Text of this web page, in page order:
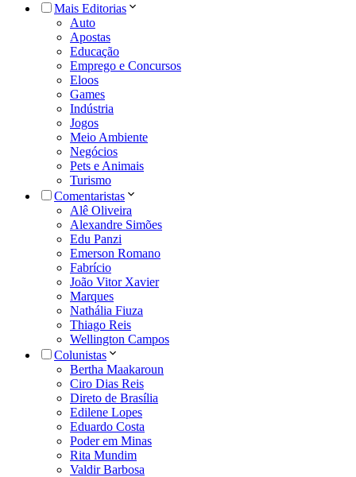
Mais Editorias
Auto
Apostas
Educação
Emprego e Concursos
Eloos
Games
Indústria
Jogos
Meio Ambiente
Negócios
Pets e Animais
Turismo
Comentaristas
Alê Oliveira
Alexandre Simões
Edu Panzi
Emerson Romano
Fabrício
João Vitor Xavier
Marques
Nathália Fiuza
Thiago Reis
Wellington Campos
Colunistas
Bertha Maakaroun
Ciro Dias Reis
Direto de Brasília
Edilene Lopes
Eduardo Costa
Poder em Minas
Rita Mundim
Valdir Barbosa